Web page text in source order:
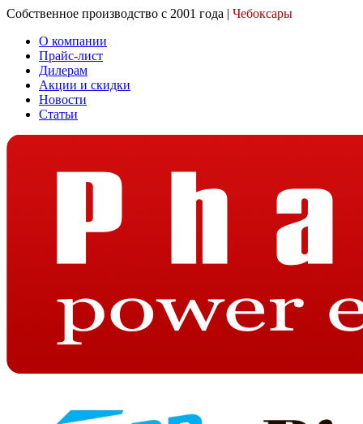
Собственное производство с 2001 года | Чебоксары
О компании
Прайс-лист
Дилерам
Акции и скидки
Новости
Статьи